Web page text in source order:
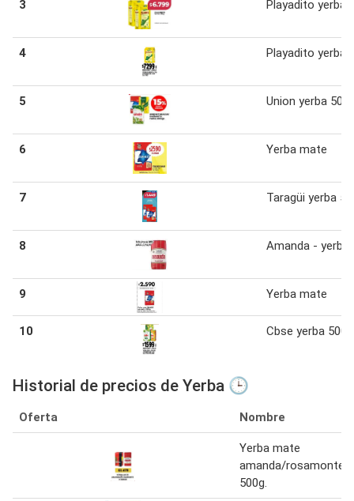
3 Playadito yerba
4 Playadito yerba
5 Union yerba 500
6 Yerba mate
7 Taragüi yerba
8 Amanda - yerba
9 Yerba mate
10 Cbse yerba 500
Historial de precios de Yerba 🕒
Oferta Nombre
Yerba mate
amanda/rosamonte
500g.